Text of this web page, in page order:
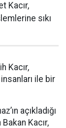
Kacır,
sıkı
Kacır,
ile bir
açıkladığı
Kacır,